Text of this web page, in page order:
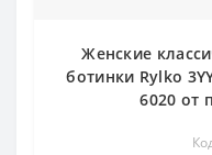
Женские
ботинки Rylko
6020 от